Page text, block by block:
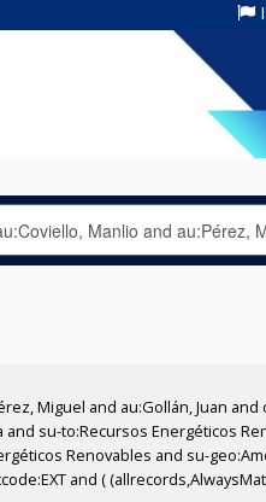
Miguel and au:Gollán, Juan
su-to:Recursos Energéticos
Renovables and su-
and (